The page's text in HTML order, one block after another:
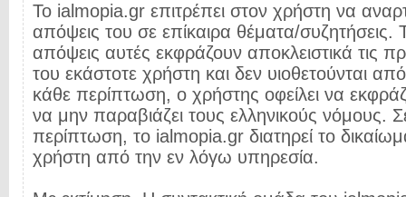
Το ialmopia.gr επιτρέπει στον χρήστη να
απόψεις του σε επίκαιρα θέματα/συζητήσεις.
απόψεις αυτές εκφράζουν αποκλειστικά τις
του εκάστοτε χρήστη και δεν υιοθετούνται
κάθε περίπτωση, ο χρήστης οφείλει να
να μην παραβιάζει τους ελληνικούς νόμους.
περίπτωση, το ialmopia.gr διατηρεί το
χρήστη από την εν λόγω υπηρεσία.